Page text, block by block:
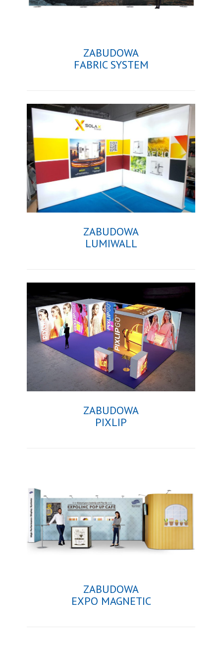
ZABUDOWA
FABRIC SYSTEM
ZABUDOWA
LUMIWALL
ZABUDOWA
PIXLIP
ZABUDOWA
EXPO MAGNETIC